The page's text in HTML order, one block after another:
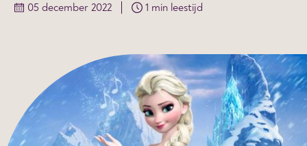
05 december 2022 1 min leestijd